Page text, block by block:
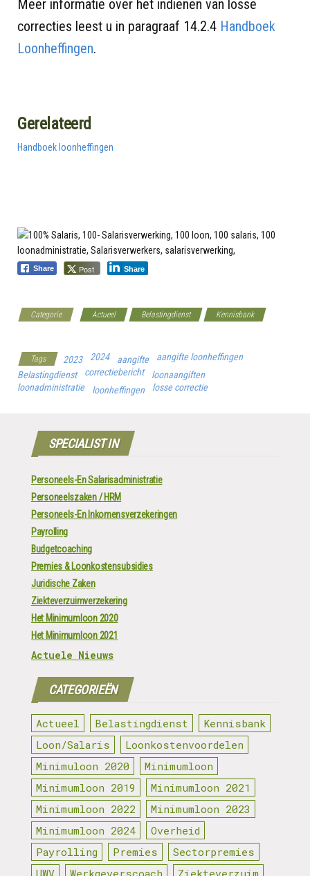
Meer informatie over het indienen van losse
correcties leest u in paragraaf 14.2.4 Handboek
Loonheffingen.
Gerelateerd
Handboek loonheffingen
Share Post Share
Categorie Actueel Belastingdienst
Kennisbank
Tags 2023 2024 aangifte
aangifte loonheffingen
Belastingdienst
correctiebericht
loonaangiften
loonadministratie
loonheffingen losse correctie
SPECIALIST IN
Personeels-En Salarisadministratie
Personeelszaken / HRM
Personeels-En Inkomensverzekeringen
Payrolling
Budgetcoaching
Premies & Loonkostensubsidies
Juridische Zaken
Ziekteverzuimverzekering
Het Minimumloon 2020
Het Minimumloon 2021
Actuele Nieuws
CATEGORIEËN
Actueel Belastingdienst
Kennisbank
Loon/Salaris
Loonkostenvoordelen
Minimuloon 2020
Minimumloon
Minimumloon 2019
Minimumloon 2021
Minimumloon 2022
Minimumloon 2023
Minimumloon 2024
Overheid
Payrolling
Premies
Sectorpremies
UWV
Werkgeverscoach Ziekteverzuim